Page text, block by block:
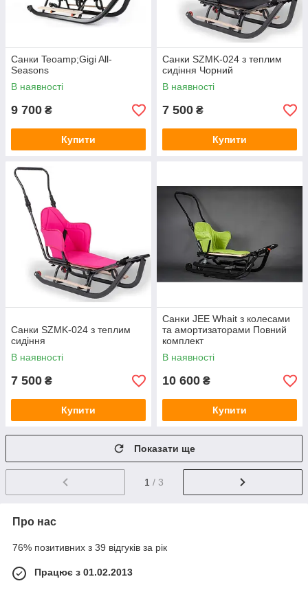
Санки Teoamp;Gigi All-
Seasons
В наявності
9 700 ₴
Купити
Санки SZMK-024 з теплим
сидіння Чорний
В наявності
7 500 ₴
Купити
Санки SZMK-024 з теплим
сидіння
В наявності
7 500 ₴
Купити
Санки JEE Whait з колесами
та амортизаторами Повний
комплект
В наявності
10 600 ₴
Купити
Показати ще
1 / 3
Про нас
76% позитивних з 39 відгуків за рік
Працює з 01.02.2013